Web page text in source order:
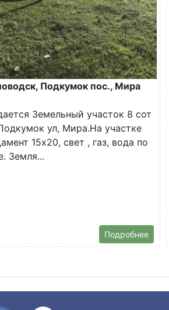
Подкумок пос., Мира
Земельный участок 8 сот
ул, Мира.На участке
15х20, свет , газ, вода по
Земля...
Подробнее